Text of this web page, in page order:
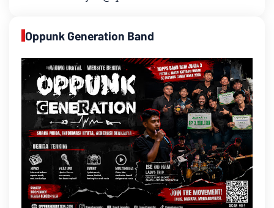
Oppunk Generation Band